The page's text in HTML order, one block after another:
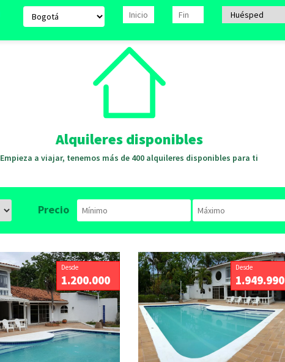
Alquileres disponibles
Empieza a viajar, tenemos más de 400 alquileres disponibles para ti
Precio
Desde
1.200.000
Desde
1.949.990